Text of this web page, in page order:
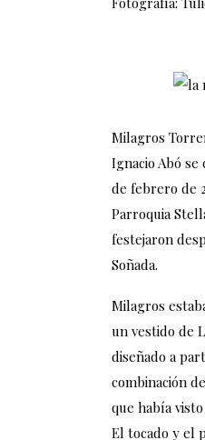
Milagros
Ignacio Abó se
de febrero de
Parroquia
festejaron
Soñada.
Milagros
un vestido de
diseñado a
combinación
que había
El tocado y el